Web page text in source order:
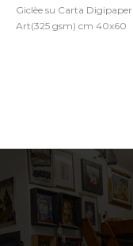
Giclèe su Carta
Art(325 gsm) cm 40x60